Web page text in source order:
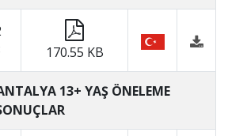
170.55 KB
13+ YAŞ ÖNELEME